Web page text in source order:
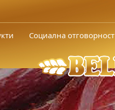
Социална отговорност